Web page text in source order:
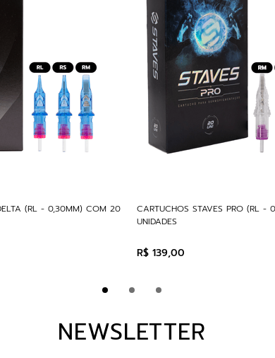
(RL - 0,30MM) COM 20
CARTUCHOS STAVES PRO (RL -
UNIDADES
R$ 139,00
NEWSLETTER